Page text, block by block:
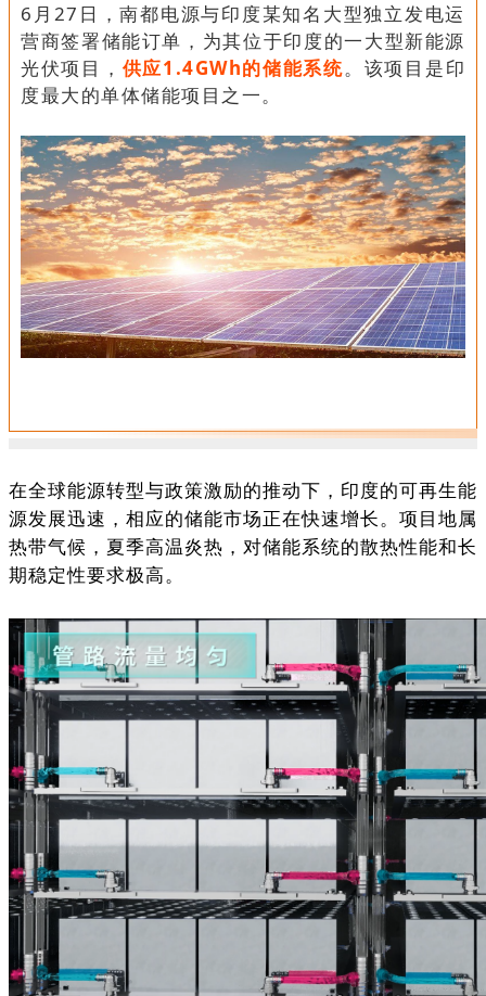
6月27日，南都电源与印度某知名大型独立发电运
营商签署储能订单，为其位于印度的一大型新能源
光伏项目， 供应1.4GWh的储能系统。该项目是印
度最大的单体储能项目之一。
在全球能源转型与政策激励的推动下，印度的可再生能
源发展迅速，相应的储能市场正在快速增长。项目地属
热带气候，夏季高温炎热，对储能系统的散热性能和长
期稳定性要求极高。